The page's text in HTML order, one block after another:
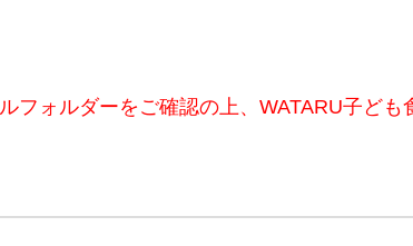
フォルダーをご確認の上、WATARU子ど